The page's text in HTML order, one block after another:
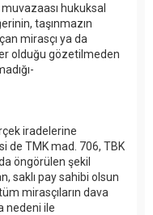
hukuksal
taşınmazın
mirasçı ya da
olduğu gözetilmeden
iradelerine
de TMK mad. 706, TBK
öngörülen şekil
saklı pay sahibi olsun
mirasçıların dava
nedeni ile